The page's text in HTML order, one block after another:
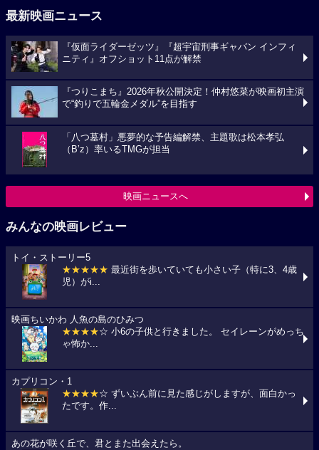
最新映画ニュース
『仮面ライダーゼッツ』『超宇宙刑事ギャバン インフィ
ニティ』オフショット11点が解禁
『つりこまち』2026年秋公開決定！仲村悠菜が映画初主演
で“釣りで五輪金メダル”を目指す
「八つ墓村」悪夢的な予告編解禁、主題歌は松本孝弘
（B’z）率いるTMGが担当
映画ニュースへ
みんなの映画レビュー
トイ・ストーリー5
★★★★★ 最近街を歩いていても小さい子（特に3、4歳
児）がi...
映画ちいかわ 人魚の島のひみつ
★★★★☆ 小6の子供と行きました。 セイレーンがめっち
ゃ怖か...
カプリコン・1
★★★★☆ ずいぶん前に見た感じがしますが、面白かっ
たです。作...
あの花が咲く丘で、君とまた出会えたら。